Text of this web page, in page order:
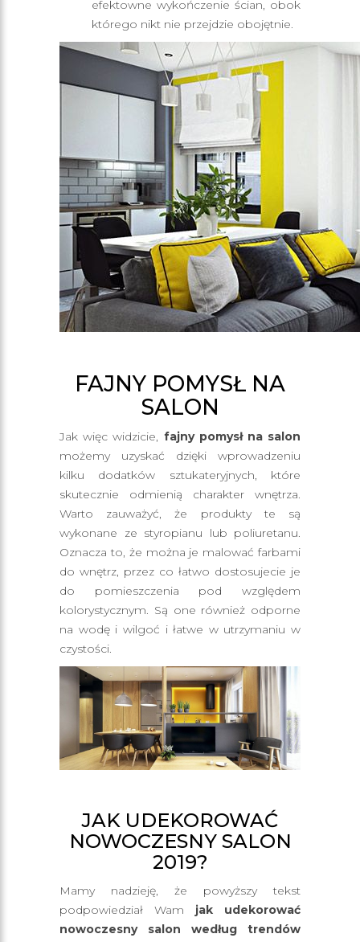
efektowne wykończenie ścian, obok
którego nikt nie przejdzie obojętnie.
FAJNY POMYSŁ NA
SALON
Jak więc widzicie, fajny pomysł na salon
możemy uzyskać dzięki wprowadzeniu
kilku dodatków sztukateryjnych, które
skutecznie odmienią charakter wnętrza.
Warto zauważyć, że produkty te są
wykonane ze styropianu lub poliuretanu.
Oznacza to, że można je malować farbami
do wnętrz, przez co łatwo dostosujecie je
do pomieszczenia pod względem
kolorystycznym. Są one również odporne
na wodę i wilgoć i łatwe w utrzymaniu w
czystości.
JAK UDEKOROWAĆ
NOWOCZESNY SALON
2019?
Mamy nadzieję, że powyższy tekst
podpowiedział Wam jak udekorować
nowoczesny salon według trendów